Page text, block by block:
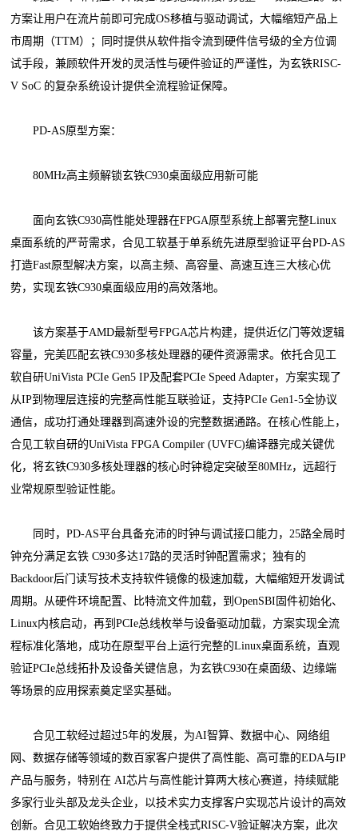
方案让用户在流片前即可完成OS移植与驱动调试，大幅缩短产品上
市周期（TTM）；同时提供从软件指令流到硬件信号级的全方位调
试手段，兼顾软件开发的灵活性与硬件验证的严谨性，为玄铁RISC-
V SoC 的复杂系统设计提供全流程验证保障。
PD-AS原型方案：
80MHz高主频解锁玄铁C930桌面级应用新可能
面向玄铁C930高性能处理器在FPGA原型系统上部署完整Linux
桌面系统的严苛需求，合见工软基于单系统先进原型验证平台PD-AS
打造Fast原型解决方案，以高主频、高容量、高速互连三大核心优
势，实现玄铁C930桌面级应用的高效落地。
该方案基于AMD最新型号FPGA芯片构建，提供近亿门等效逻辑
容量，完美匹配玄铁C930多核处理器的硬件资源需求。依托合见工
软自研UniVista PCIe Gen5 IP及配套PCIe Speed Adapter，方案实现了
从IP到物理层连接的完整高性能互联验证，支持PCIe Gen1-5全协议
通信，成功打通处理器到高速外设的完整数据通路。在核心性能上，
合见工软自研的UniVista FPGA Compiler (UVFC)编译器完成关键优
化，将玄铁C930多核处理器的核心时钟稳定突破至80MHz，远超行
业常规原型验证性能。
同时，PD-AS平台具备充沛的时钟与调试接口能力，25路全局时
钟充分满足玄铁 C930多达17路的灵活时钟配置需求；独有的
Backdoor后门读写技术支持软件镜像的极速加载，大幅缩短开发调试
周期。从硬件环境配置、比特流文件加载，到OpenSBI固件初始化、
Linux内核启动，再到PCIe总线枚举与设备驱动加载，方案实现全流
程标准化落地，成功在原型平台上运行完整的Linux桌面系统，直观
验证PCIe总线拓扑及设备关键信息，为玄铁C930在桌面级、边缘端
等场景的应用探索奠定坚实基础。
合见工软经过超过5年的发展，为AI智算、数据中心、网络组
网、数据存储等领域的数百家客户提供了高性能、高可靠的EDA与IP
产品与服务，特别在 AI芯片与高性能计算两大核心赛道，持续赋能
多家行业头部及龙头企业，以技术实力支撑客户实现芯片设计的高效
创新。合见工软始终致力于提供全栈式RISC-V验证解决方案，此次